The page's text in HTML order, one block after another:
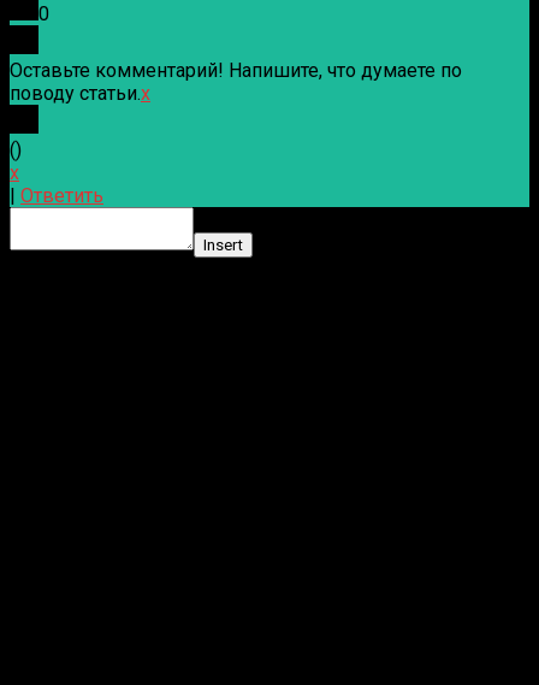
0
Оставьте комментарий! Напишите, что думаете по
поводу статьи.x
()
x
Ответить
Insert